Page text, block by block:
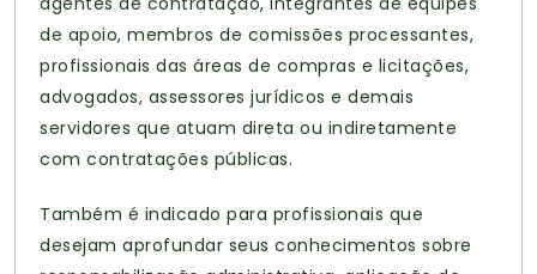
de apoio, membros de comissões processantes,
profissionais das áreas de compras e licitações,
advogados, assessores jurídicos e demais
servidores que atuam direta ou indiretamente
com contratações públicas.
Também é indicado para profissionais que
desejam aprofundar seus conhecimentos sobre